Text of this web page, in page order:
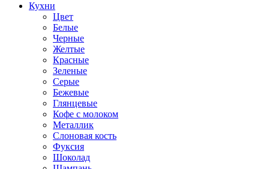
Кухни
Цвет
Белые
Черные
Желтые
Красные
Зеленые
Серые
Бежевые
Глянцевые
Кофе с молоком
Металлик
Слоновая кость
Фуксия
Шоколад